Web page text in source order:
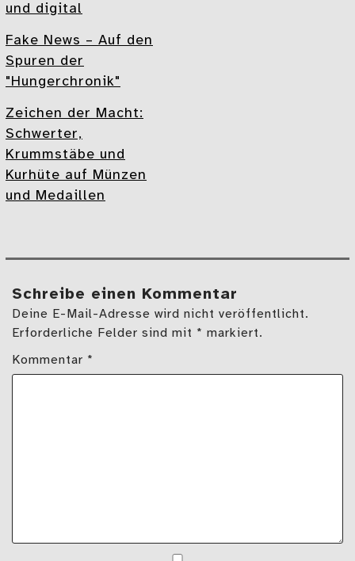
und digital
Fake News – Auf den
Spuren der
"Hungerchronik"
Zeichen der Macht:
Schwerter,
Krummstäbe und
Kurhüte auf Münzen
und Medaillen
Schreibe einen Kommentar
Deine E-Mail-Adresse wird nicht veröffentlicht.
Erforderliche Felder sind mit * markiert.
Kommentar *